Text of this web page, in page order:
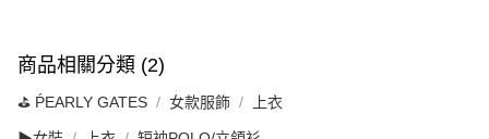
商品相關分類 (2)
⛳️ ṔEARLY GATES 女款服飾 上衣